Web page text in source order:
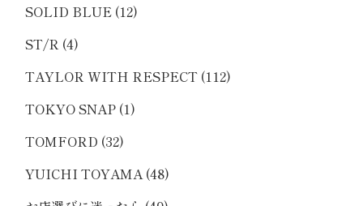
SOLID BLUE (12)
ST/R (4)
TAYLOR WITH RESPECT (112)
TOKYO SNAP (1)
TOMFORD (32)
YUICHI TOYAMA (48)